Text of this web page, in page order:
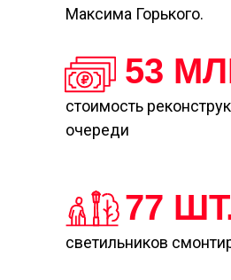
Максима Горького.
53
стоимость
очереди
светильников
77